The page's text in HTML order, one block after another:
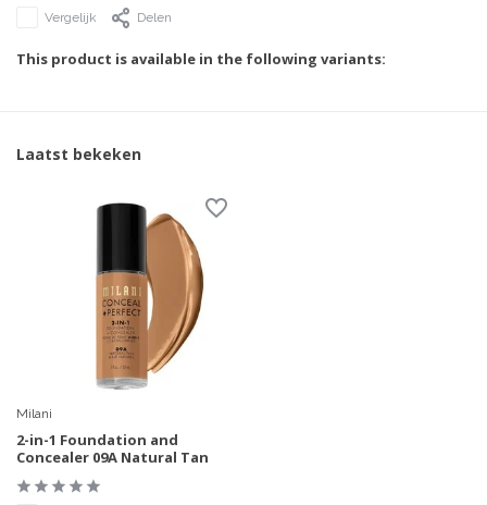
Vergelijk Delen
This product is available in the following variants:
Laatst bekeken
Milani
2-in-1 Foundation and
Concealer 09A Natural Tan